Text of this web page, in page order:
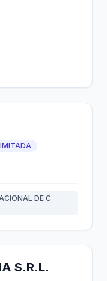
DE C
S.R.L.